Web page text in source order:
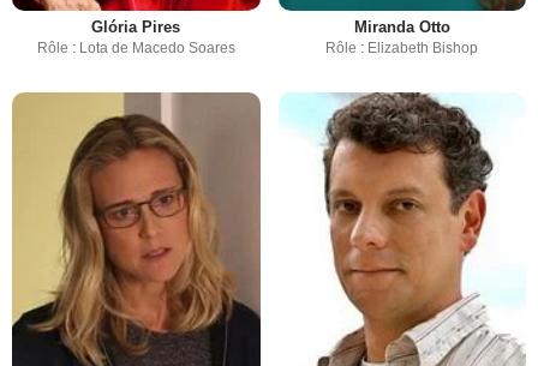
Glória Pires
Rôle : Lota de Macedo Soares
Miranda Otto
Rôle : Elizabeth Bishop